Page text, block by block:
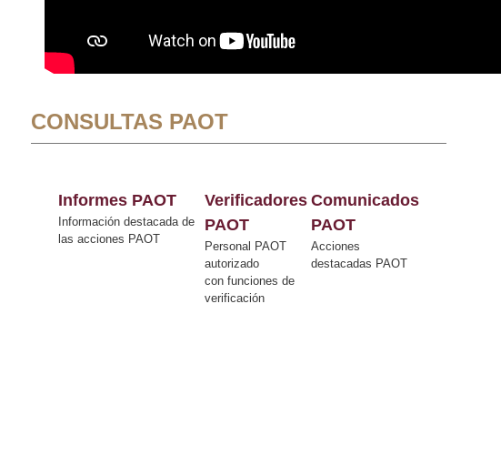
CONSULTAS PAOT
Informes PAOT
Información destacada de
las acciones PAOT
Verificadores
PAOT
Personal PAOT
autorizado
con funciones de
verificación
Comunicados
PAOT
Acciones
destacadas PAOT